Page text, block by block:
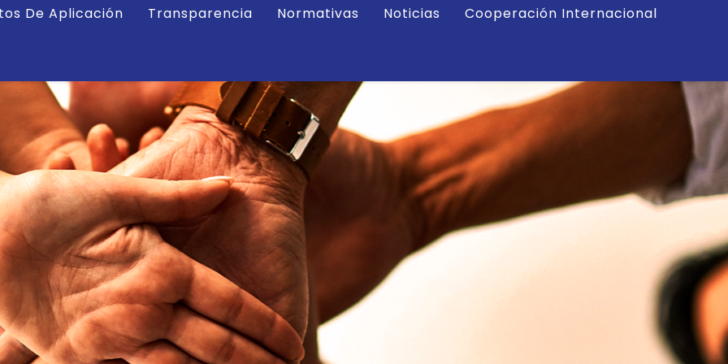
De Aplicación Transparencia Normativas Noticias Cooperación Internacional